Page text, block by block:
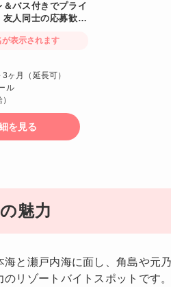
バス付きでプライ
人同士の応募歓
表示されます
ヶ月（延長可）
ル
を見る
魅力
海と瀬戸内海に面し、角島や元
のリゾートバイトスポットです